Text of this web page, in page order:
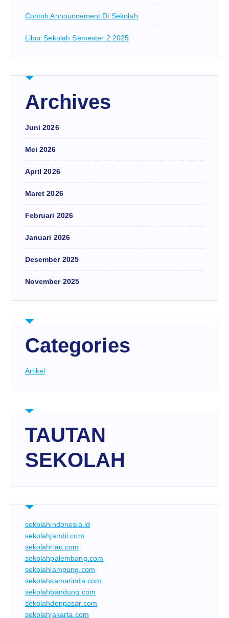
Contoh Announcement Di Sekolah
Libur Sekolah Semester 2 2025
Archives
Juni 2026
Mei 2026
April 2026
Maret 2026
Februari 2026
Januari 2026
Desember 2025
November 2025
Categories
Artikel
TAUTAN
SEKOLAH
sekolahindonesia.id
sekolahjambi.com
sekolahriau.com
sekolahpalembang.com
sekolahlampung.com
sekolahsamarinda.com
sekolahbandung.com
sekolahdenpasar.com
sekolahjakarta.com